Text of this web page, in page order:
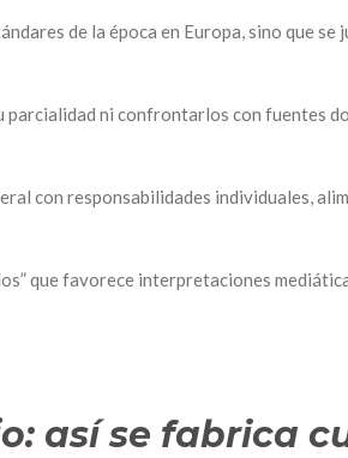
de la época en Europa, sino que se
parcialidad ni confrontarlos con fuentes
con responsabilidades individuales,
que favorece interpretaciones
así se fabrica